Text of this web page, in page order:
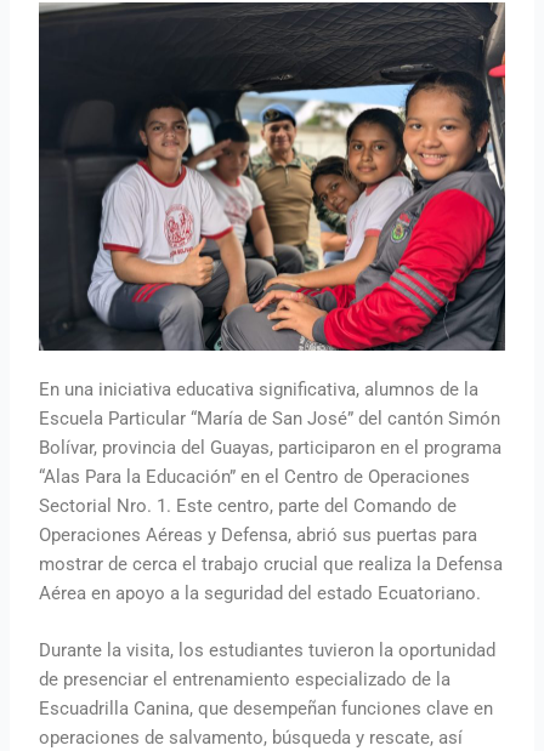
En una iniciativa educativa significativa, alumnos de la
Escuela Particular “María de San José” del cantón Simón
Bolívar, provincia del Guayas, participaron en el programa
“Alas Para la Educación” en el Centro de Operaciones
Sectorial Nro. 1. Este centro, parte del Comando de
Operaciones Aéreas y Defensa, abrió sus puertas para
mostrar de cerca el trabajo crucial que realiza la Defensa
Aérea en apoyo a la seguridad del estado Ecuatoriano.
Durante la visita, los estudiantes tuvieron la oportunidad
de presenciar el entrenamiento especializado de la
Escuadrilla Canina, que desempeñan funciones clave en
operaciones de salvamento, búsqueda y rescate, así